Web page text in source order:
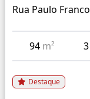
Rua Paulo Franco
94 m² 3
Destaque